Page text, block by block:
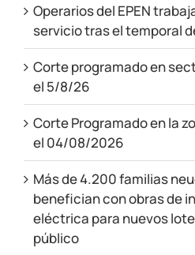
Operarios del EPEN
servicio tras el temporal
Corte programado en
el 5/8/26
Corte Programado en la
el 04/08/2026
Más de 4.200 familias
benefician con obras de
eléctrica para nuevos
público